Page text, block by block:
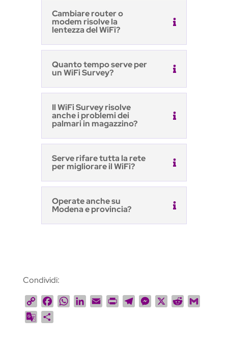
Cambiare router o
modem risolve la
lentezza del WiFi?
Quanto tempo serve per
un WiFi Survey?
Il WiFi Survey risolve
anche i problemi dei
palmari in magazzino?
Serve rifare tutta la rete
per migliorare il WiFi?
Operate anche su
Modena e provincia?
Condividi:
C
o
p
a
c
W
M
G